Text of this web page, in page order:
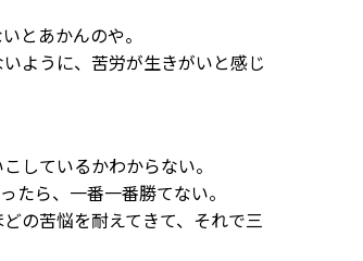
とあかんのや。
ように、苦労が生きがいと感じ
しているかわからない。
たら、一番一番勝てない。
の苦悩を耐えてきて、それで三